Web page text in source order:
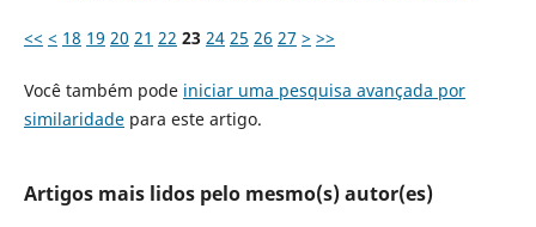
<< < 18 19 20 21 22 23 24 25 26 27 > >>
Você também pode iniciar uma pesquisa avançada por
similaridadepara este artigo.
Artigos mais lidos pelo mesmo(s) autor(es)